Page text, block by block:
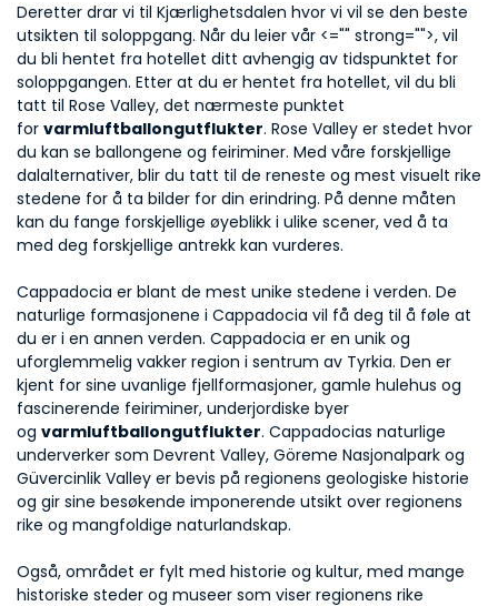
Deretter drar vi til Kjærlighetsdalen hvor vi vil se den beste
utsikten til soloppgang. Når du leier vår <="" strong="">, vil
du bli hentet fra hotellet ditt avhengig av tidspunktet for
soloppgangen. Etter at du er hentet fra hotellet, vil du bli
tatt til Rose Valley, det nærmeste punktet
for varmluftballongutflukter. Rose Valley er stedet hvor
du kan se ballongene og feiriminer. Med våre forskjellige
dalalternativer, blir du tatt til de reneste og mest visuelt rike
stedene for å ta bilder for din erindring. På denne måten
kan du fange forskjellige øyeblikk i ulike scener, ved å ta
med deg forskjellige antrekk kan vurderes.
Cappadocia er blant de mest unike stedene i verden. De
naturlige formasjonene i Cappadocia vil få deg til å føle at
du er i en annen verden. Cappadocia er en unik og
uforglemmelig vakker region i sentrum av Tyrkia. Den er
kjent for sine uvanlige fjellformasjoner, gamle hulehus og
fascinerende feiriminer, underjordiske byer
og varmluftballongutflukter. Cappadocias naturlige
underverker som Devrent Valley, Göreme Nasjonalpark og
Güvercinlik Valley er bevis på regionens geologiske historie
og gir sine besøkende imponerende utsikt over regionens
rike og mangfoldige naturlandskap.
Også, området er fylt med historie og kultur, med mange
historiske steder og museer som viser regionens rike